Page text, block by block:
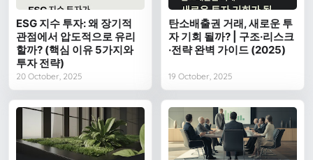
ESG 지수 투자: 왜 장기적
관점에서 압도적으로 유리
할까? (핵심 이유 5가지와
투자 전략)
20 October, 2025
탄소배출권 거래, 새로운 투
자 기회 될까? | 구조·리스크
·전략 완벽 가이드 (2025)
19 October, 2025